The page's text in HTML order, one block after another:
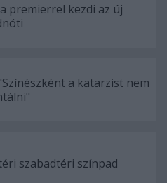
premierrel kezdi az új
a katarzist nem
szabadtéri színpad